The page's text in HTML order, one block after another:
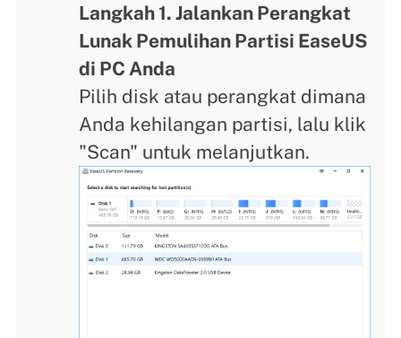
Langkah 1. Jalankan Perangkat
Lunak Pemulihan Partisi EaseUS
di PC Anda
Pilih disk atau perangkat dimana
Anda kehilangan partisi, lalu klik
"Scan" untuk melanjutkan.